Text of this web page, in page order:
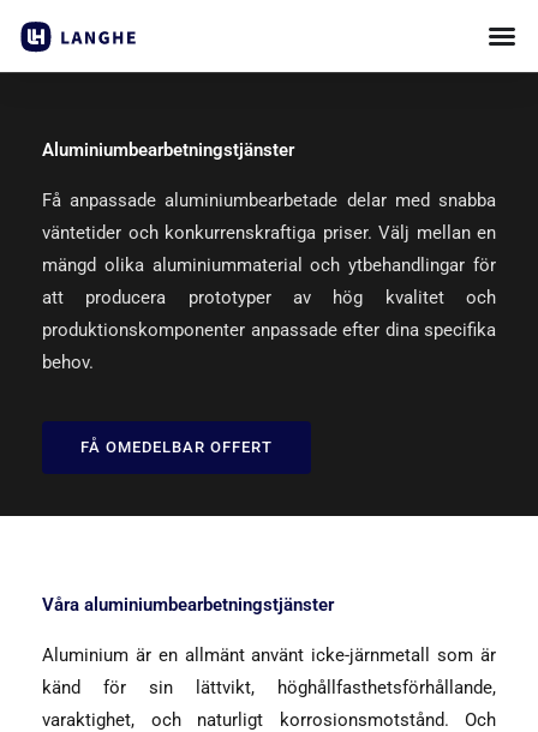
innehåll
Aluminiumbearbetningstjänster
Få anpassade aluminiumbearbetade delar med snabba
väntetider och konkurrenskraftiga priser. Välj mellan en
mängd olika aluminiummaterial och ytbehandlingar för
att producera prototyper av hög kvalitet och
produktionskomponenter anpassade efter dina specifika
behov.
FÅ OMEDELBAR OFFERT
Våra aluminiumbearbetningstjänster
Aluminium är en allmänt använt icke-järnmetall som är
känd för sin lättvikt, höghållfasthetsförhållande,
varaktighet, och naturligt korrosionsmotstånd. Och